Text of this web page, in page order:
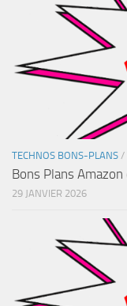
TECHNOS BONS-PLANS /
Bons Plans
29 JANVIER 2026